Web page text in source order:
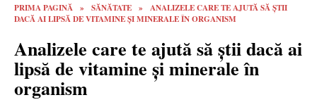
PRIMA PAGINĂ » SĂNĂTATE »
ANALIZELE CARE TE AJUTĂ SĂ ȘTII
DACĂ AI LIPSĂ DE VITAMINE ȘI MINERALE ÎN ORGANISM
Analizele care te ajută să știi dacă ai
lipsă de vitamine și minerale în
organism